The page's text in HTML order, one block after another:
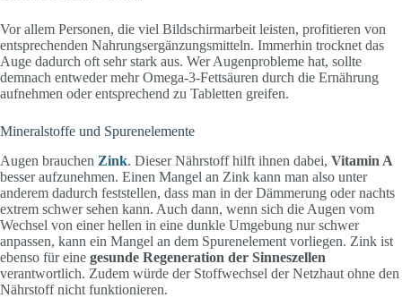
Vor allem Personen, die viel Bildschirmarbeit leisten, profitieren von
entsprechenden Nahrungsergänzungsmitteln. Immerhin trocknet das
Auge dadurch oft sehr stark aus. Wer Augenprobleme hat, sollte
demnach entweder mehr Omega-3-Fettsäuren durch die Ernährung
aufnehmen oder entsprechend zu Tabletten greifen.
Mineralstoffe und Spurenelemente
Augen brauchen Zink. Dieser Nährstoff hilft ihnen dabei, Vitamin A
besser aufzunehmen. Einen Mangel an Zink kann man also unter
anderem dadurch feststellen, dass man in der Dämmerung oder nachts
extrem schwer sehen kann. Auch dann, wenn sich die Augen vom
Wechsel von einer hellen in eine dunkle Umgebung nur schwer
anpassen, kann ein Mangel an dem Spurenelement vorliegen. Zink ist
ebenso für eine gesunde Regeneration der Sinneszellen
verantwortlich. Zudem würde der Stoffwechsel der Netzhaut ohne den
Nährstoff nicht funktionieren.